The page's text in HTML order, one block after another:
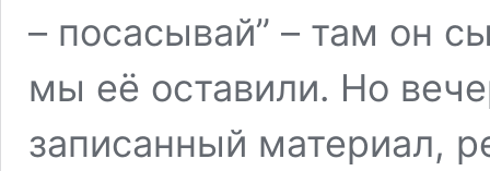
– посасывай” – там он
мы её оставили. Но
записанный материал,